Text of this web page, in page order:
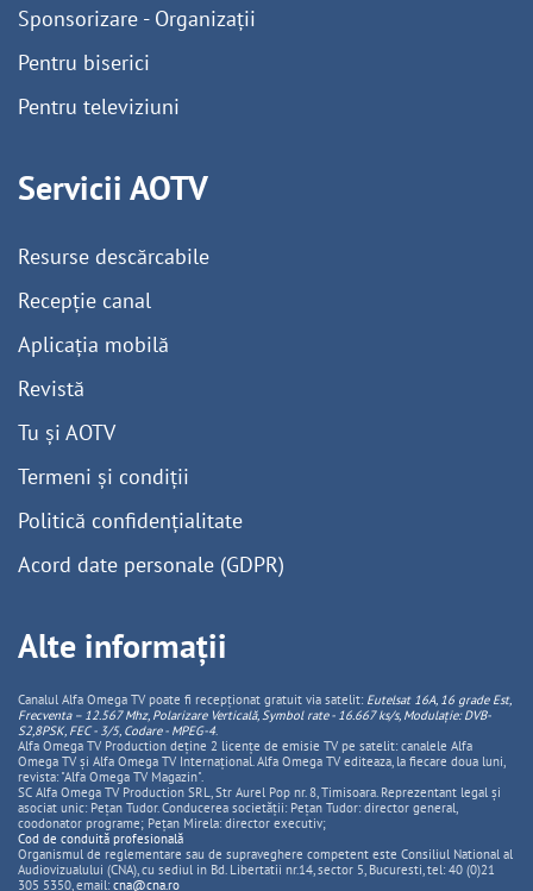
Sponsorizare - Organizații
Pentru biserici
Pentru televiziuni
Servicii AOTV
Resurse descărcabile
Recepție canal
Aplicația mobilă
Revistă
Tu și AOTV
Termeni și condiții
Politică confidențialitate
Acord date personale (GDPR)
Alte informații
Canalul Alfa Omega TV poate fi recepționat gratuit via satelit: Eutelsat 16A, 16 grade Est,
Frecventa – 12.567 Mhz, PolarizareVerticală, Symbol rate - 16.667 ks/s, Modulație: DVB-
S2,8PSK, FEC - 3/5, Codare - MPEG-4.
Alfa Omega TV Production deține 2 licențe de emisie TV pe satelit: canalele Alfa
Omega TV și Alfa Omega TV Internațional. Alfa Omega TV editeaza, la fiecare doua luni,
revista: "Alfa Omega TV Magazin".
SC Alfa Omega TV Production SRL, Str Aurel Pop nr. 8, Timisoara. Reprezentant legal și
asociat unic: Pețan Tudor. Conducerea societății: Pețan Tudor: director general,
coodonator programe; Pețan Mirela: director executiv;
Cod de conduită profesională
Organismul de reglementare sau de supraveghere competent este Consiliul National al
Audiovizualului (CNA), cu sediul in Bd. Libertatii nr.14, sector 5, Bucuresti, tel: 40 (0)21
305 5350, email: cna@cna.ro